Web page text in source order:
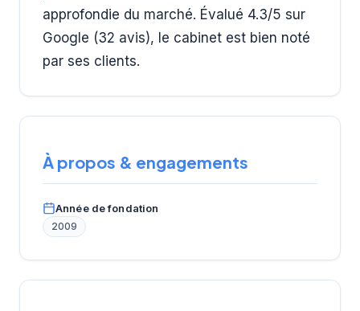
approfondie du marché. Évalué 4.3/5 sur
Google (32 avis), le cabinet est bien noté
par ses clients.
À propos & engagements
Année de fondation
2009